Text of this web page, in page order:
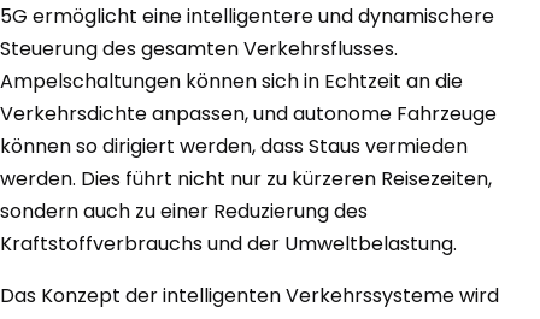
5G ermöglicht eine intelligentere und dynamischere
Steuerung des gesamten Verkehrsflusses.
Ampelschaltungen können sich in Echtzeit an die
Verkehrsdichte anpassen, und autonome Fahrzeuge
können so dirigiert werden, dass Staus vermieden
werden. Dies führt nicht nur zu kürzeren Reisezeiten,
sondern auch zu einer Reduzierung des
Kraftstoffverbrauchs und der Umweltbelastung.
Das Konzept der intelligenten Verkehrssysteme wird